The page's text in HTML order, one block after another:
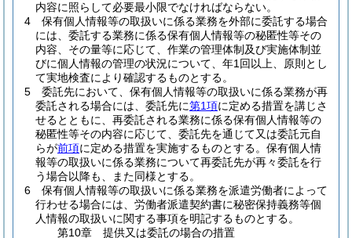
内容に照らして必要最小限でなければならない。
4
保有個人情報等の取扱いに係る業務を外部に委託する場合
には、委託する業務に係る保有個人情報等の秘匿性等その
内容、その量等に応じて、作業の管理体制及び実施体制並
びに個人情報の管理の状況について、年1回以上、原則とし
て実地検査により確認するものとする。
5
委託先において、保有個人情報等の取扱いに係る業務が再
委託される場合には、委託先に第1項に定める措置を講じさ
せるとともに、再委託される業務に係る保有個人情報等の
秘匿性等その内容に応じて、委託先を通じて又は委託元自
らが前項に定める措置を実施するものとする。 保有個人情
報等の取扱いに係る業務について再委託先が再々委託を行
う場合以降も、また同様とする。
6
保有個人情報等の取扱いに係る業務を派遣労働者によって
行わせる場合には、労働者派遣契約書に秘密保持義務等個
人情報の取扱いに関する事項を明記するものとする。
第10章
提供又は委託の場合の措置